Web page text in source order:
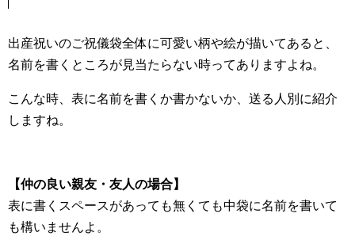
出産祝いのご祝儀袋全体に可愛い柄や絵が描いてあると、
名前を書くところが見当たらない時ってありますよね。
こんな時、表に名前を書くか書かないか、送る人別に紹介
しますね。
【仲の良い親友・友人の場合】
表に書くスペースがあっても無くても中袋に名前を書いて
も構いませんよ。